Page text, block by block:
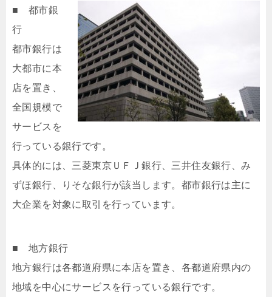
■ 都市銀
行
都市銀行は
大都市に本
店を置き、
全国規模で
サービスを
行っている銀行です。
具体的には、三菱東京ＵＦＪ銀行、三井住友銀行、み
ずほ銀行、りそな銀行が該当します。都市銀行は主に
大企業を対象に取引を行っています。
■ 地方銀行
地方銀行は各都道府県に本店を置き、各都道府県内の
地域を中心にサービスを行っている銀行です。